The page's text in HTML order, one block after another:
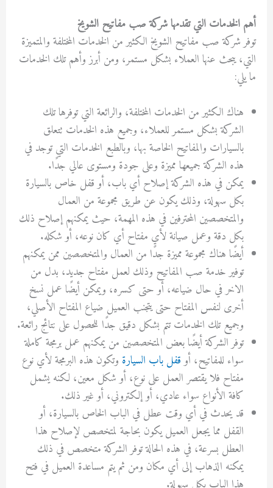
أهم الخدمات التي تقدمها شركة صب مفاتيح الشويخ
توفر شركة صب مفاتيح الشويخ الكثير من الخدمات المختلفة والمتميزة
التي، يبحث عنها العملاء بشكل مستمر، ومن أبرز وأهم تلك الخدمات
ما يلي:
هناك الكثير من الخدمات المختلفة، والرائعة التي توفرها تلك
الشركة بشكل مستمر للعملاء، وجميع هذه الخدمات تتعلق
بالسيارات والمفاتيح الخاصة بها، وبالطبع الخدمات التي توجد في
هذه الشركة جميعها مميزة وعلى جودة ومستوى عالي جدًا.
يمكن في هذه الشركة إصلاح أي باب، أو قفل خاص بالسيارة
بكل سهولة، وذلك يكون عن طريق مجموعة من العمال
والمتخصصين المحترفين في هذه المهمة، حيث يمكنهم إصلاح ذلك
بكل دقة وعمل صيانة لأي مفتاح أي كان نوعه، أو شكله.
أيضًا هناك مجموعة مميزة جدًا من العمال والمتخصصين ممن يمكنهم
توفير خدمة صب المفاتيح وذلك لعمل مفتاح جديد، بدل من
الاخر في حال ضياعه، أو حتى كسره، ويمكن أيضًا عمل نسخ
أخرى لنفس المفتاح حتى يتجنب العميل ضياع المفتاح الأصلي،
وجميع تلك الخدمات تتم بشكل دقيق جدًا للحصول على نتائج رائعة.
توفر الشركة أيضًا بعض المتخصصين من يمكنهم عمل برمجة كاملة
سواء للمفاتيح، أوقفل باب السيارة وتكون هذه البرمجة لأي نوع
مفتاح فلا يقتصر العمل على نوع، أو شكل معين، لكنه يشمل
كافة الأنواع سواء عادي، أو إلكتروني، أو غير ذلك.
قد يحدث في أي وقت عطل في الباب الخاص بالسيارة، أو
القفل مما يجعل العميل يكون بحاجة لمتخصص لإصلاح هذا
العطل بسرعة، في هذه الحالة توفر الشركة متخصص في ذلك
يمكنه الذهاب إلى أي مكان ومن ثم يتم مساعدة العميل في فتح